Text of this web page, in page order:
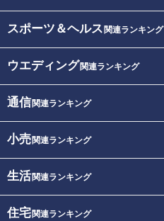
スポーツ＆ヘルス 関連ランキング
ウエディング関連ランキング
通信関連ランキング
小売関連ランキング
生活関連ランキング
住宅関連ランキング